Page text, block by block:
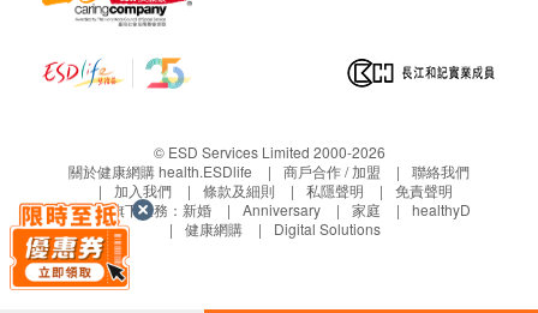
© ESD Services Limited 2000-2026
關於健康網購 health.ESDlife
商戶合作 / 加盟
聯絡我們
加入我們
條款及細則 私隱聲明
免責聲明
生活易旗下業務： 新婚 Anniversary 家庭
healthyD
健康網購
Digital Solutions